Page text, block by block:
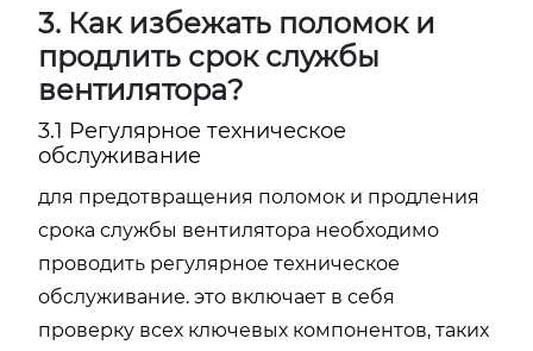
3. Как избежать поломок и
продлить срок службы
вентилятора?
3.1 Регулярное техническое
обслуживание
для предотвращения поломок и продления
срока службы вентилятора необходимо
проводить регулярное техническое
обслуживание. это включает в себя
проверку всех ключевых компонентов, таких